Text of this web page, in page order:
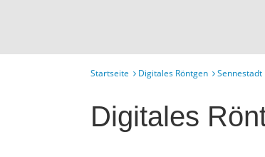
Startseite Digitales Röntgen Sennestadt
Digitales